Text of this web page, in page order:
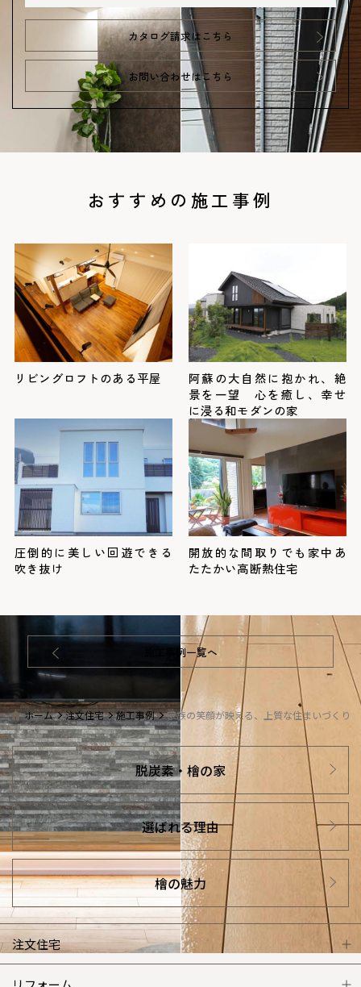
カタログ請求はこちら
お問い合わせはこちら
おすすめの施工事例
リビングロフトのある平屋
阿蘇の大自然に抱かれ、絶
景を一望 心を癒し、幸せ
に浸る和モダンの家
圧倒的に美しい回遊できる
吹き抜け
開放的な間取りでも家中あ
たたかい高断熱住宅
施工事例一覧へ
ホーム 注文住宅 施工事例 家族の笑顔が映える、上質な住まいづくり。
脱炭素・檜の家
選ばれる理由
檜の魅力
注文住宅